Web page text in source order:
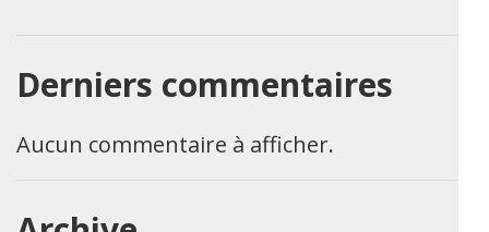
Derniers commentaires
Aucun commentaire à afficher.